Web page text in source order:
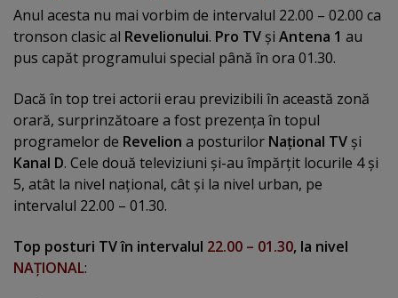
Anul acesta nu mai vorbim de intervalul 22.00 – 02.00 ca
tronson clasic al Revelionului. Pro TV şi Antena 1 au
pus capăt programului special până în ora 01.30.
Dacă în top trei actorii erau previzibili în această zonă
orară, surprinzătoare a fost prezenţa în topul
programelor de Revelion a posturilor Naţional TV şi
Kanal D. Cele două televiziuni şi-au împărţit locurile 4 şi
5, atât la nivel naţional, cât şi la nivel urban, pe
intervalul 22.00 – 01.30.
Top posturi TV în intervalul 22.00 – 01.30, la nivel
NAŢIONAL: